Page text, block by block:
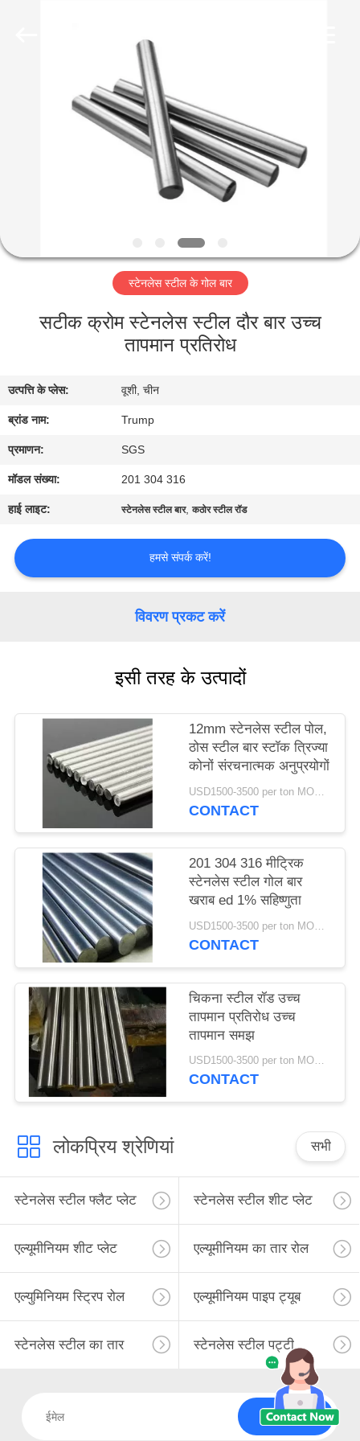
हमारे
बारे
दौरा
गुणवत्ता
नियंत्रण
संपर्क
करें
साइटमैप
PRIVACY
POLICY
स्टेनलेस स्टील के गोल बार
सटीक क्रोम स्टेनलेस स्टील दौर बार उच्च
तापमान प्रतिरोध
उत्पत्ति के प्लेस: वूशी, चीन
ब्रांड नाम: Trump
प्रमाणन: SGS
मॉडल संख्या: 201 304 316
हाई लाइट: स्टेनलेस स्टील बार,कठोर स्टील रॉड
हमसे संपर्क करें!
विवरण प्रकट करें
इसी तरह के उत्पादों
12mm स्टेनलेस स्टील पोल,
ठोस स्टील बार स्टॉक त्रिज्या
कोनों संरचनात्मक अनुप्रयोगों
USD1500-3500 per ton MOQ:1TON
CONTACT
201 304 316 मीट्रिक
स्टेनलेस स्टील गोल बार
खराब ed 1% सहिष्णुता
USD1500-3500 per ton MOQ:1TON
CONTACT
चिकना स्टील रॉड उच्च
तापमान प्रतिरोध उच्च
तापमान समझ
USD1500-3500 per ton MOQ:1TON
CONTACT
लोकप्रिय श्रेणियां सभी
स्टेनलेस स्टील फ्लैट प्लेट स्टेनलेस स्टील शीट प्लेट
एल्यूमीनियम शीट प्लेट एल्यूमीनियम का तार रोल
एल्युमिनियम स्ट्रिप रोल एल्यूमीनियम पाइप ट्यूब
स्टेनलेस स्टील का तार स्टेनलेस स्टील पट्टी
सदस्यता लें